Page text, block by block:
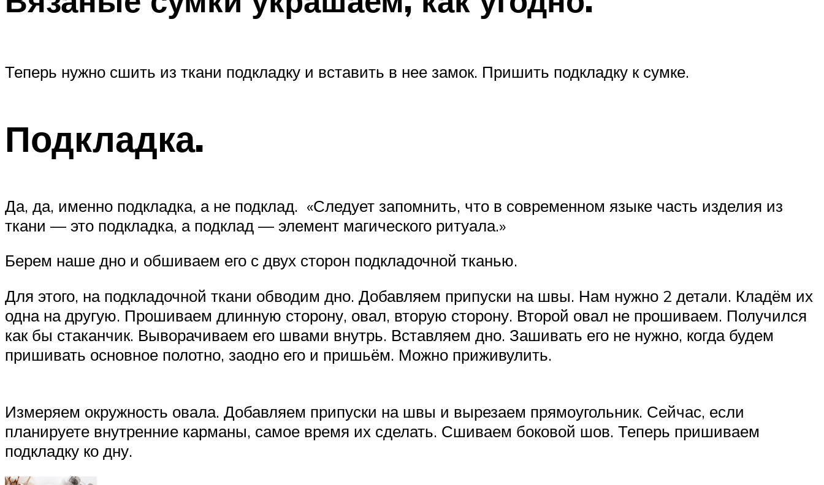
Теперь нужно сшить из ткани подкладку и вставить в нее замок. Пришить подкладку к сумке.
Подкладка.
Да, да, именно подкладка, а не подклад. «Следует запомнить, что в современном языке часть изделия из
ткани — это подкладка, а подклад — элемент магического ритуала.»
Берем наше дно и обшиваем его с двух сторон подкладочной тканью.
Для этого, на подкладочной ткани обводим дно. Добавляем припуски на швы. Нам нужно 2 детали. Кладём их
одна на другую. Прошиваем длинную сторону, овал, вторую сторону. Второй овал не прошиваем. Получился
как бы стаканчик. Выворачиваем его швами внутрь. Вставляем дно. Зашивать его не нужно, когда будем
пришивать основное полотно, заодно его и пришьём. Можно приживулить.
Измеряем окружность овала. Добавляем припуски на швы и вырезаем прямоугольник. Сейчас, если
планируете внутренние карманы, самое время их сделать. Сшиваем боковой шов. Теперь пришиваем
подкладку ко дну.